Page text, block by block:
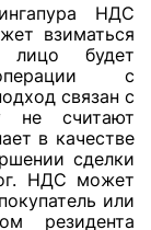
НДС
взиматься
будет
с
связан с
не считают
в качестве
сделки
НДС может
или
резидента